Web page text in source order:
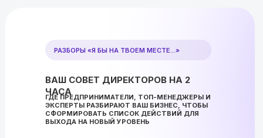
ГДЕ ПРЕДПРИНИМАТЕЛИ, ТОП-МЕНЕДЖЕРЫ И
ЭКСПЕРТЫ РАЗБИРАЮТ ВАШ БИЗНЕС, ЧТОБЫ
СФОРМИРОВАТЬ СПИСОК ДЕЙСТВИЙ ДЛЯ
ВЫХОДА НА НОВЫЙ УРОВЕНЬ
РАЗБОРЫ «Я БЫ НА ТВОЕМ МЕСТЕ...»
ВАШ СОВЕТ ДИРЕКТОРОВ НА 2
ЧАСА